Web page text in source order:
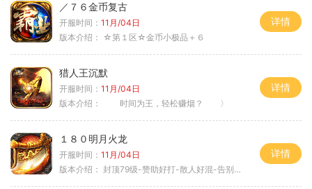
／７６金币复古
开服时间： 11月/04日
版本介绍： ☆第１区☆金币小极品＋６
详情
猎人王沉默
开服时间： 11月/04日
版本介绍：
时间为王，轻松赚烟？ 〉
详情
１８０明月火龙
开服时间： 11月/04日
版本介绍： 封顶79级-赞助好打-散人好混-告别坑服
详情